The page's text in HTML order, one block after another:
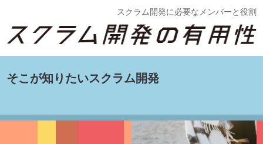
スクラム開発に必要なメンバーと役割
そこが知りたいスクラム開発